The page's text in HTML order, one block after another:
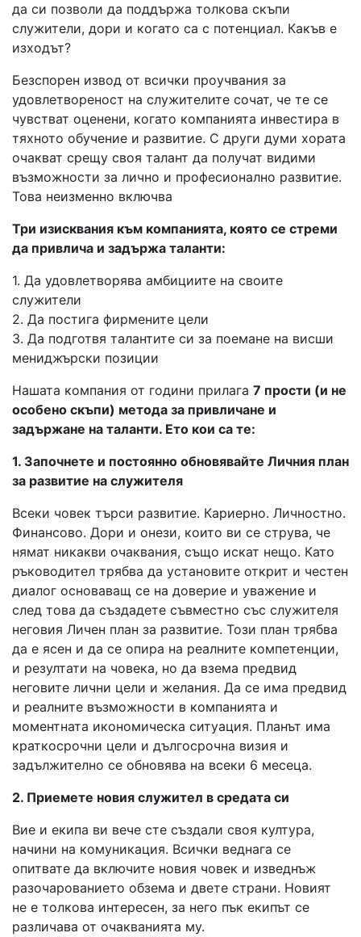
да си позволи да поддържа толкова скъпи
служители, дори и когато са с потенциал. Какъв е
изходът?
Безспорен извод от всички проучвания за
удовлетвореност на служителите сочат, че те се
чувстват оценени, когато компанията инвестира в
тяхното обучение и развитие. С други думи хората
очакват срещу своя талант да получат видими
възможности за лично и професионално развитие.
Това неизменно включва
Три изисквания към компанията, която се стреми
да привлича и задържа таланти:
1. Да удовлетворява амбициите на своите
служители
2. Да постига фирмените цели
3. Да подготвя талантите си за поемане на висши
мениджърски позиции
Нашата компания от години прилага 7 прости (и не
особено скъпи) метода за привличане и
задържане на таланти. Ето кои са те:
1. Започнете и постоянно обновявайте Личния план
за развитие на служителя
Всеки човек търси развитие. Кариерно. Личностно.
Финансово. Дори и онези, които ви се струва, че
нямат никакви очаквания, също искат нещо. Като
ръководител трябва да установите открит и честен
диалог основаващ се на доверие и уважение и
след това да създадете съвместно със служителя
неговия Личен план за развитие. Този план трябва
да е ясен и да се опира на реалните компетенции,
и резултати на човека, но да взема предвид
неговите лични цели и желания. Да се има предвид
и реалните възможности в компанията и
моментната икономическа ситуация. Планът има
краткосрочни цели и дългосрочна визия и
задължително се обновява на всеки 6 месеца.
2. Приемете новия служител в средата си
Вие и екипа ви вече сте създали своя култура,
начини на комуникация. Всички веднага се
опитвате да включите новия човек и изведнъж
разочарованието обзема и двете страни. Новият
не е толкова интересен, за него пък екипът се
различава от очакванията му.